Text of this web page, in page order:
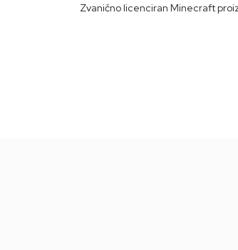
Zvanično licenciran Minecraft